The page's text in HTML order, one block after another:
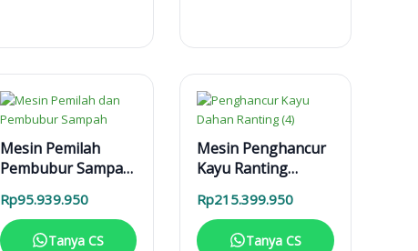
Mesin Pemilah
Pembubur Sampah
Rp95.939.950
Tanya CS
Mesin Penghancur
Kayu Ranting
Mesin Diesel
Rp215.399.950
Tanya CS